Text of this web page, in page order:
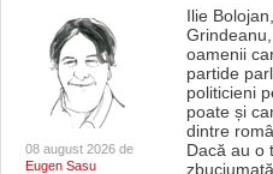
08 august 2026 de
Eugen Sasu
Ilie
oamenii
partide
politicieni
poate și
dintre
Dacă au o